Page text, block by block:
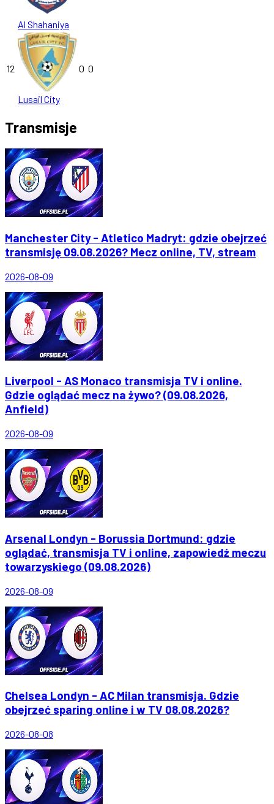
Al Shahaniya
12
Lusail City
0 0
Transmisje
Manchester City - Atletico Madryt: gdzie obejrzeć
transmisję 09.08.2026? Mecz online, TV, stream
2026-08-09
Liverpool - AS Monaco transmisja TV i online.
Gdzie oglądać mecz na żywo? (09.08.2026,
Anfield)
2026-08-09
Arsenal Londyn - Borussia Dortmund: gdzie
oglądać, transmisja TV i online, zapowiedź meczu
towarzyskiego (09.08.2026)
2026-08-09
Chelsea Londyn - AC Milan transmisja. Gdzie
obejrzeć sparing online i w TV 08.08.2026?
2026-08-08